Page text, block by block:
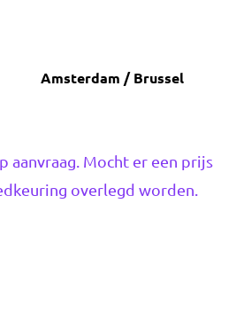
Amsterdam / Brussel
aanvraag. Mocht er een prijs
overlegd worden.